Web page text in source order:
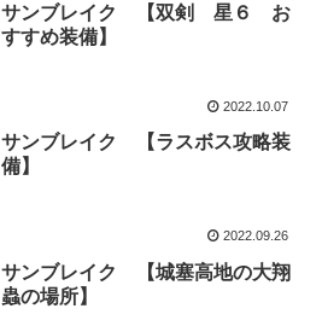
サンブレイク 【双剣 星６ お
すすめ装備】
2022.10.07
サンブレイク 【ラスボス攻略装
備】
2022.09.26
サンブレイク 【城塞高地の大翔
蟲の場所】